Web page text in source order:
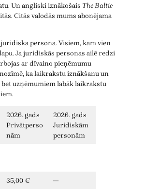
Un angliski iznākošais The Baltic
Citās valodās mums abonējama
persona. Visiem, kam vien
Ja juridiskās personas ailē redzi
ar dīvaino pieņēmumu
ka laikrakstu iznākšanu un
uzņēmumiem labāk laikrakstu
2026. gads
Privātperso
nām
2026. gads
Juridiskām
personām
35,00 € —